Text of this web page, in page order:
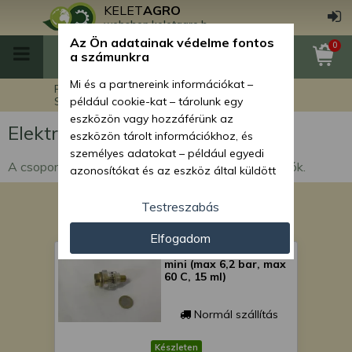
KELETAGRO
webshop.keletagro.hu
0
Főoldal
Egyéb termékek
Szerszámok
Elektromos gépek
Elektromos gépek
A csoportban elektromos kéziszerszámok találhatók.
szerszám levegőolajzó
mini (max 6,2 bar, max
60 C, 15 ml)
Normál szállítás
Készleten
Az Ön adatainak védelme fontos
a számunkra
Mi és a partnereink információkat –
például cookie-kat – tárolunk egy
eszközön vagy hozzáférünk az
eszközön tárolt információkhoz, és
személyes adatokat – például egyedi
azonosítókat és az eszköz által küldött
személyre szabott hirdetések és
tartalom nyújtásához, hirdetés- és
tartalomméréshez, nézettségi adatok
gyűjtéséhez, valamint termékek
kifejlesztéséhez és a termékek
javításához. Az Ön engedélyével mi és a
partnereink eszközleolvasásos
módszerrel szerzett pontos geolokációs
adatokat és azonosítási információkat
Testreszabás
Elfogadom